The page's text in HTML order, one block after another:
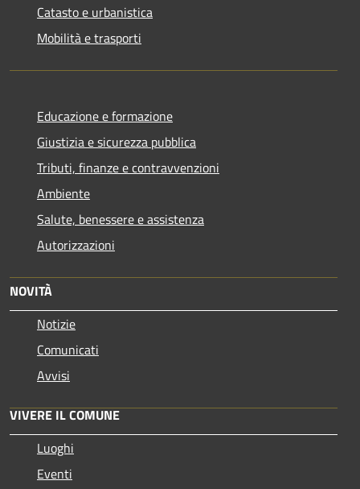
Catasto e urbanistica
Mobilità e trasporti
Educazione e formazione
Giustizia e sicurezza pubblica
Tributi, finanze e contravvenzioni
Ambiente
Salute, benessere e assistenza
Autorizzazioni
NOVITÀ
Notizie
Comunicati
Avvisi
VIVERE IL COMUNE
Luoghi
Eventi